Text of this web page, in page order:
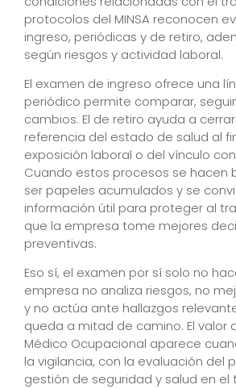
protocolos del MINSA reconocen
ingreso, periódicas y de retiro,
según riesgos y actividad laboral.
El examen de ingreso ofrece una
periódico permite comparar,
cambios. El de retiro ayuda a
referencia del estado de salud al
exposición laboral o del vínculo
Cuando estos procesos se hacen
ser papeles acumulados y se
información útil para proteger al
que la empresa tome mejores
preventivas.
Eso sí, el examen por sí solo no
empresa no analiza riesgos, no
y no actúa ante hallazgos
queda a mitad de camino. El valor
Médico Ocupacional aparece
la vigilancia, con la evaluación del
gestión de seguridad y salud en el